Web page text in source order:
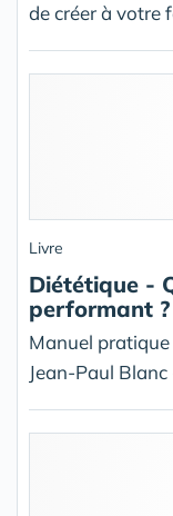
de créer à votre
Livre
Diététique -
performant ?
Manuel
Jean-Paul